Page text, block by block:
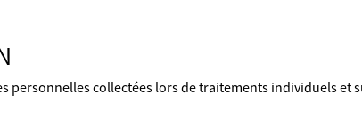
collectées lors de traitements individuels et